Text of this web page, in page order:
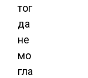
тог
да
не
мо
гла